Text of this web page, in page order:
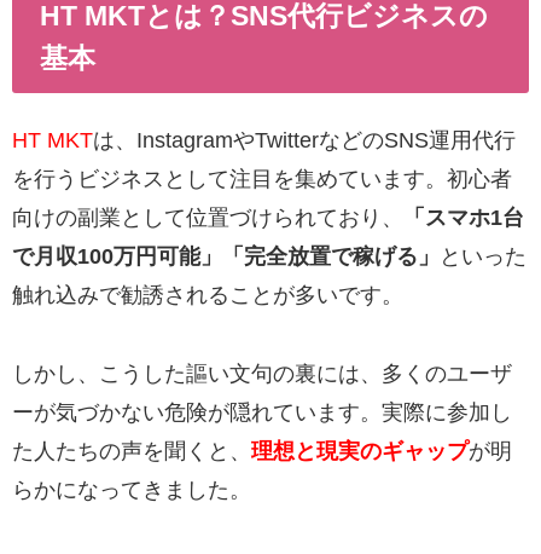
HT MKTとは？SNS代行ビジネスの
基本
HT MKTは、InstagramやTwitterなどのSNS運用代行
を行うビジネスとして注目を集めています。初心者
向けの副業として位置づけられており、
「スマホ1台
で月収100万円可能」「完全放置で稼げる」
といった
触れ込みで勧誘されることが多いです。
しかし、こうした謳い文句の裏には、多くのユーザ
ーが気づかない危険が隠れています。実際に参加し
た人たちの声を聞くと、 理想と現実のギャップが明
らかになってきました。